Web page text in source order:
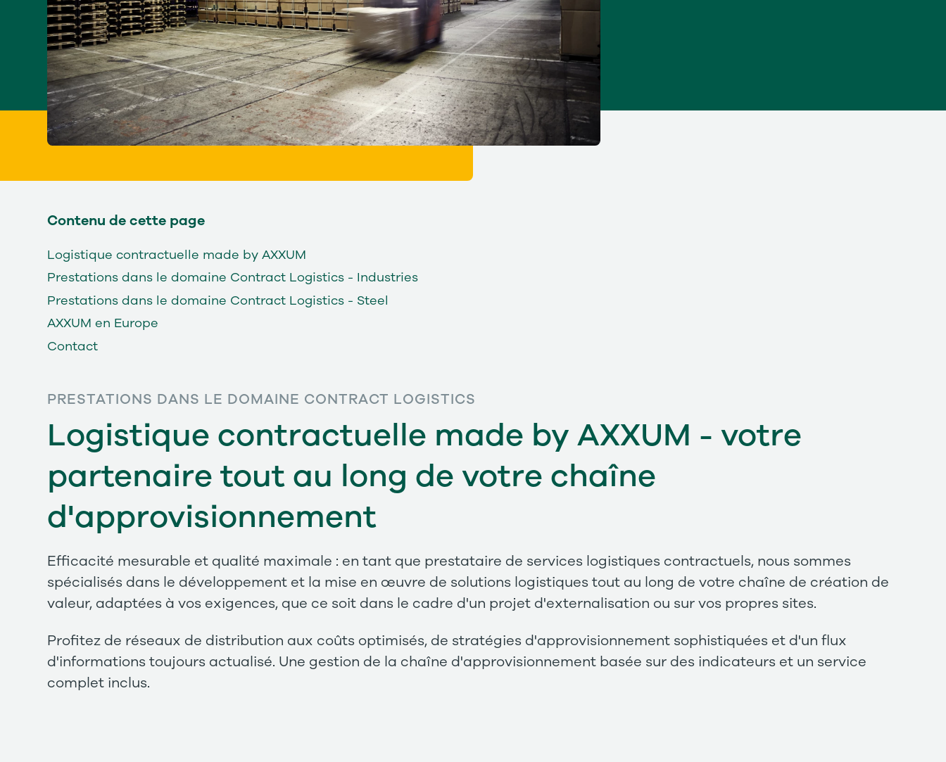
Contenu de cette page
Logistique contractuelle made by AXXUM
Prestations dans le domaine Contract Logistics - Industries
Prestations dans le domaine Contract Logistics - Steel
AXXUM en Europe
Contact
PRESTATIONS DANS LE DOMAINE CONTRACT LOGISTICS
Logistique contractuelle made by AXXUM - votre
partenaire tout au long de votre chaîne
d'approvisionnement
Efficacité mesurable et qualité maximale : en tant que prestataire de services logistiques contractuels, nous sommes
spécialisés dans le développement et la mise en œuvre de solutions logistiques tout au long de votre chaîne de création de
valeur, adaptées à vos exigences, que ce soit dans le cadre d'un projet d'externalisation ou sur vos propres sites.
Profitez de réseaux de distribution aux coûts optimisés, de stratégies d'approvisionnement sophistiquées et d'un flux
d'informations toujours actualisé. Une gestion de la chaîne d'approvisionnement basée sur des indicateurs et un service
complet inclus.